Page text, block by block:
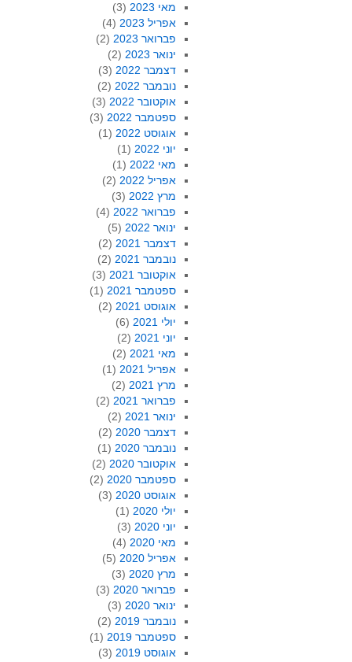
מאי 2023
(3)
אפריל 2023
(4)
פברואר 2023
(2)
ינואר 2023
(2)
דצמבר 2022
(3)
נובמבר 2022
(2)
אוקטובר 2022
(3)
ספטמבר 2022
(3)
אוגוסט 2022
(1)
יוני 2022
(1)
מאי 2022
(1)
אפריל 2022
(2)
מרץ 2022
(3)
פברואר 2022
(4)
ינואר 2022
(5)
דצמבר 2021
(2)
נובמבר 2021
(2)
אוקטובר 2021
(3)
ספטמבר 2021
(1)
אוגוסט 2021
(2)
יולי 2021
(6)
יוני 2021
(2)
מאי 2021
(2)
אפריל 2021
(1)
מרץ 2021
(2)
פברואר 2021
(2)
ינואר 2021
(2)
דצמבר 2020
(2)
נובמבר 2020
(1)
אוקטובר 2020
(2)
ספטמבר 2020
(2)
אוגוסט 2020
(3)
יולי 2020
(1)
יוני 2020
(3)
מאי 2020
(4)
אפריל 2020
(5)
מרץ 2020
(3)
פברואר 2020
(3)
ינואר 2020
(3)
נובמבר 2019
(2)
ספטמבר 2019
(1)
אוגוסט 2019
(3)